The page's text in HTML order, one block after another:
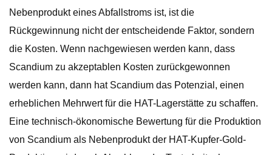
Nebenprodukt eines Abfallstroms ist, ist die
Rückgewinnung nicht der entscheidende Faktor, sondern
die Kosten. Wenn nachgewiesen werden kann, dass
Scandium zu akzeptablen Kosten zurückgewonnen
werden kann, dann hat Scandium das Potenzial, einen
erheblichen Mehrwert für die HAT-Lagerstätte zu schaffen.
Eine technisch-ökonomische Bewertung für die Produktion
von Scandium als Nebenprodukt der HAT-Kupfer-Gold-